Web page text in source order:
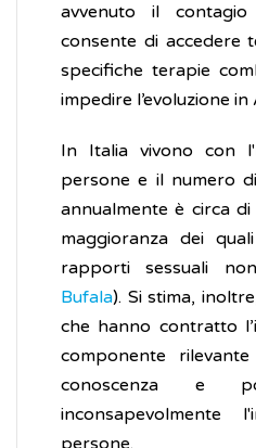
avvenuto il contagio
consente di accedere
specifiche terapie
impedire l’evoluzione in
In Italia vivono con
persone e il numero
annualmente è circa
maggioranza dei
rapporti sessuali
Bufala). Si stima,
che hanno contratto
componente
conoscenza e
inconsapevolmente